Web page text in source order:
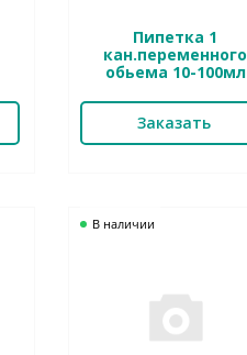
Пипетка 1
кан.переменного
обьема 10-100мл
Заказать
В наличии